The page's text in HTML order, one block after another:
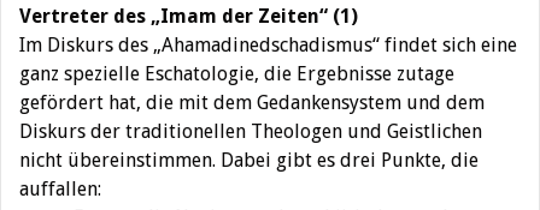
Vertreter des „Imam der Zeiten“ (1)
Im Diskurs des „Ahamadinedschadismus“ findet sich eine
ganz spezielle Eschatologie, die Ergebnisse zutage
gefördert hat, die mit dem Gedankensystem und dem
Diskurs der traditionellen Theologen und Geistlichen
nicht übereinstimmen. Dabei gibt es drei Punkte, die
auffallen: